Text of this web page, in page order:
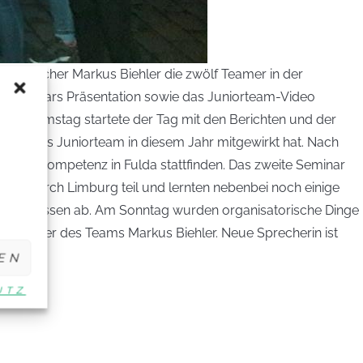
Sprecher Markus Biehler die zwölf Teamer in der
Stars Präsentation sowie das Juniorteam-Video
Samstag startete der Tag mit den Berichten und der
das Juniorteam in diesem Jahr mitgewirkt hat. Nach
in Fulda stattfinden. Das zweite Seminar
durch Limburg teil und lernten nebenbei noch einige
essen ab. Am Sonntag wurden organisatorische Dinge
des Teams Markus Biehler. Neue Sprecherin ist